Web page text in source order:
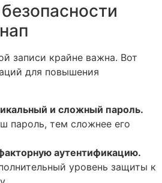
записи крайне важна. Вот
для повышения
и сложный пароль.
пароль, тем сложнее его
аутентификацию.
уровень защиты к